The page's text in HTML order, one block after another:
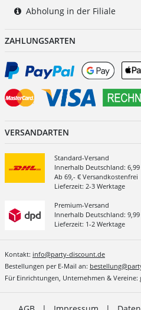
Abholung in der Filiale
ZAHLUNGSARTEN
VERSANDARTEN
Standard-Versand
Innerhalb Deutschland: 6,99
Ab 69,- € Versandkostenfrei
Lieferzeit: 2-3 Werktage
Premium-Versand
Innerhalb Deutschland: 9,99
Lieferzeit: 1-2 Werktage
Kontakt: info@party-discount.de
Bestellungen per E-Mail an:
Für Einrichtungen, Unternehmen & Vereine: